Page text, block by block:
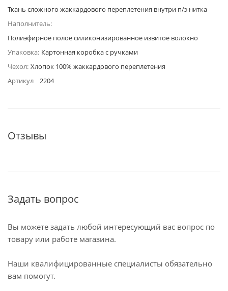
Ткань сложного жаккардового переплетения внутри п/э нитка
Наполнитель:
Полиэфирное полое силиконизированное извитое волокно
Упаковка: Картонная коробка с ручками
Чехол: Хлопок 100% жаккардового переплетения
Артикул
2204
Отзывы
Задать вопрос
Вы можете задать любой интересующий вас вопрос по
товару или работе магазина.
Наши квалифицированные специалисты обязательно
вам помогут.